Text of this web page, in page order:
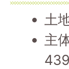
土
主